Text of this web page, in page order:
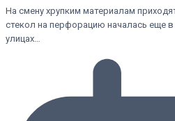
На смену хрупким материалам
стекол на перфорацию началась еще
улицах…